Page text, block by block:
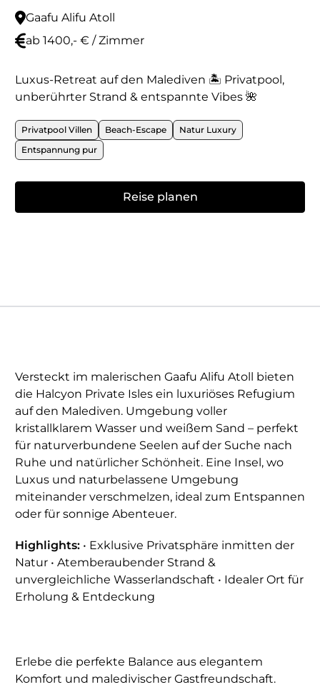
Gaafu Alifu Atoll
ab 1400,- € / Zimmer
Luxus-Retreat auf den Malediven 🏝️ Privatpool,
unberührter Strand & entspannte Vibes 🌺
Privatpool Villen Beach-Escape
Natur Luxury
Entspannung pur
Reise planen
Versteckt im malerischen Gaafu Alifu Atoll bieten
die Halcyon Private Isles ein luxuriöses Refugium
auf den Malediven. Umgebung voller
kristallklarem Wasser und weißem Sand – perfekt
für naturverbundene Seelen auf der Suche nach
Ruhe und natürlicher Schönheit. Eine Insel, wo
Luxus und naturbelassene Umgebung
miteinander verschmelzen, ideal zum Entspannen
oder für sonnige Abenteuer.
Highlights: • Exklusive Privatsphäre inmitten der
Natur • Atemberaubender Strand &
unvergleichliche Wasserlandschaft • Idealer Ort für
Erholung & Entdeckung
Erlebe die perfekte Balance aus elegantem
Komfort und maledivischer Gastfreundschaft.